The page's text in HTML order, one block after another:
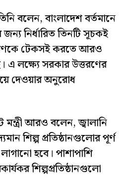
বলেন, বাংলাদেশ বর্তমানে
নির্ধারিত তিনটি সূচকই
টেকসই করতে আরও
এ লক্ষ্যে সরকার উত্তরণের
দেওয়ার অনুরোধ
মন্ত্রী আরও বলেন, জ্বালানি
শিল্প প্রতিষ্ঠানগুলোর পূর্ণ
হবে। পাশাপাশি
শিল্পপ্রতিষ্ঠানগুলো